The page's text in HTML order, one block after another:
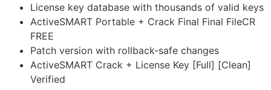
License key database with thousands of valid keys
ActiveSMART Portable + Crack Final Final FileCR
FREE
Patch version with rollback-safe changes
ActiveSMART Crack + License Key [Full] [Clean]
Verified